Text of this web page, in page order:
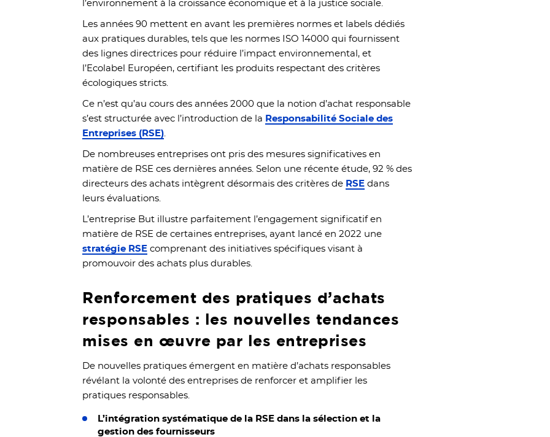
l’environnement à la croissance économique et à la justice sociale.
Les années 90 mettent en avant les premières normes et labels dédiés
aux pratiques durables, tels que les normes ISO 14000 qui fournissent
des lignes directrices pour réduire l’impact environnemental, et
l’Ecolabel Européen, certifiant les produits respectant des critères
écologiques stricts.
Ce n’est qu’au cours des années 2000 que la notion d’achat responsable
s’est structurée avec l’introduction de la Responsabilité Sociale des
Entreprises (RSE).
De nombreuses entreprises ont pris des mesures significatives en
matière de RSE ces dernières années. Selon une récente étude, 92 % des
directeurs des achats intègrent désormais des critères de RSE dans
leurs évaluations.
L’entreprise But illustre parfaitement l’engagement significatif en
matière de RSE de certaines entreprises, ayant lancé en 2022 une
stratégie RSE comprenant des initiatives spécifiques visant à
promouvoir des achats plus durables.
Renforcement des pratiques d’achats
responsables : les nouvelles tendances
mises en œuvre par les entreprises
De nouvelles pratiques émergent en matière d’achats responsables
révélant la volonté des entreprises de renforcer et amplifier les
pratiques responsables.
L’intégration systématique de la RSE dans la sélection et la
gestion des fournisseurs